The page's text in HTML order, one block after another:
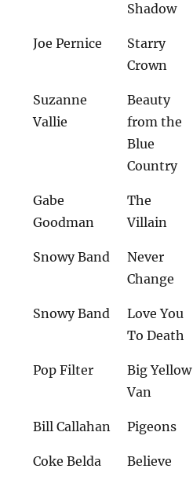
Shadow
Joe Pernice
Starry
Crown
Suzanne
Vallie
Beauty
from the
Blue
Country
Gabe
Goodman
The
Villain
Snowy Band
Never
Change
Snowy Band
Love You
To Death
Pop Filter
Big Yellow
Van
Bill Callahan Pigeons
Coke Belda Believe